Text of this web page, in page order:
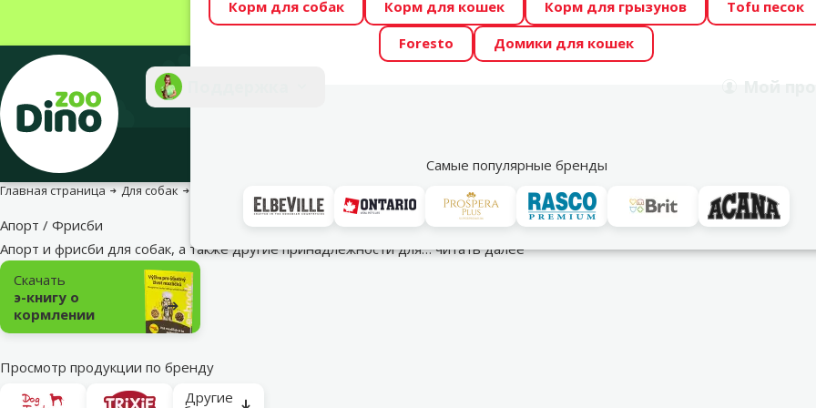
Весь месяц Dino Zoo предлагает отличные цены на ТОП-овые корма! 🍖
Фотоконкурс “GADA ŪSAIŅI”! Возможно Твой питомец станет звездой
Корм для собак Корм для кошек Корм для грызунов
Tofu песок
Foresto
Домики для кошек
Самые популярные бренды
Акции
Главная страница Для собак Апорт / Фрисби
Апорт / Фрисби
Апорт и фрисби для собак, а также другие принадлежности для…читать далее
Подкатегория
Скачать
э-книгу о
кормлении
Просмотр продукции по бренду
Другие